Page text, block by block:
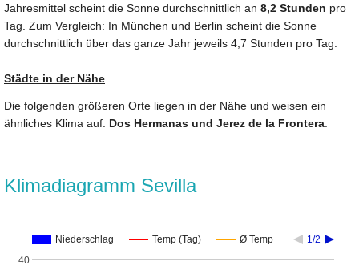
Jahresmittel scheint die Sonne durchschnittlich an 8,2 Stunden pro
Tag. Zum Vergleich: In München und Berlin scheint die Sonne
durchschnittlich über das ganze Jahr jeweils 4,7 Stunden pro Tag.
Städte in der Nähe
Die folgenden größeren Orte liegen in der Nähe und weisen ein
ähnliches Klima auf: Dos Hermanas und Jerez de la Frontera
Klimadiagramm Sevilla
Niederschlag Temp (Tag) Ø Temp 1/2
40